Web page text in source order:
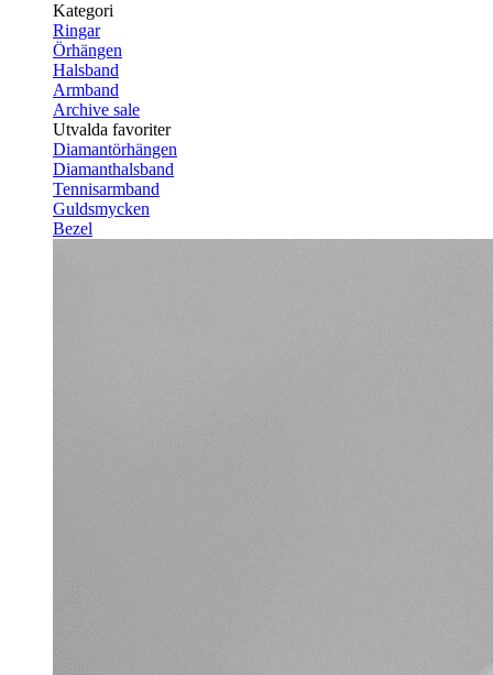
Kategori
Ringar
Örhängen
Halsband
Armband
Archive sale
Utvalda favoriter
Diamantörhängen
Diamanthalsband
Tennisarmband
Guldsmycken
Bezel